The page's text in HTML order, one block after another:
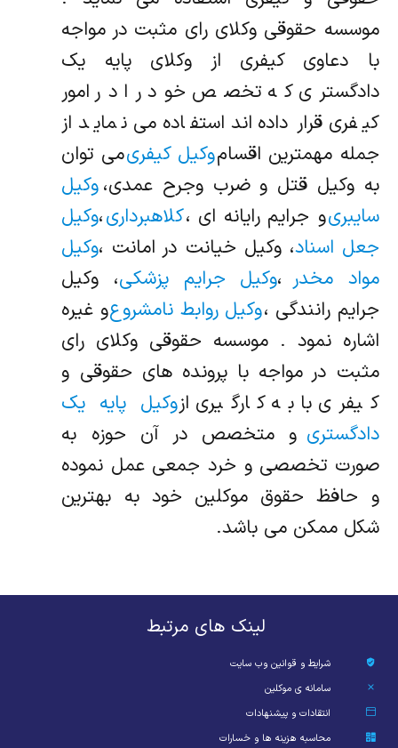
موسسه حقوقی وکلای رای مثبت در مواجه
با دعاوی کیفری از وکلای پایه یک
دادگستری که تخصص خود را در امور
کیفری قرار داده‌اند استفاده می نماید از
جمله مهمترین اقساموکیل کیفریمی توان
به وکیل قتل و ضرب وجرح عمدی،وکیل
سایبریو جرایم رایانه ای ،کلاهبرداری،وکیل
جعل اسناد، وکیل خیانت در امانت ،وکیل
مواد مخدر ،وکیل جرایم پزشکی، وکیل
جرایم رانندگی ،وکیل روابط نامشروعو غیره
اشاره نمود . موسسه حقوقی وکلای رای
مثبت در مواجه با پرونده های حقوقی و
کیفری با به کارگیری ازوکیل پایه یک
دادگستری و متخصص در آن حوزه به
صورت تخصصی و خرد جمعی عمل نموده
و حافظ حقوق موکلین خود به بهترین
شکل ممکن می باشد.
لینک های مرتبط
شرایط و قوانین وب سایت
سامانه ی موکلین
انتقادات و پیشنهادات
محاسبه هزینه ها و خسارات